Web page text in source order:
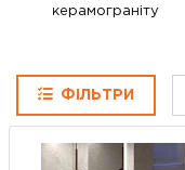
керамограніту
ФІЛЬТРИ